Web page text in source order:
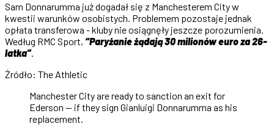
Sam Donnarumma już dogadał się z Manchesterem City w
kwestii warunków osobistych. Problemem pozostaje jednak
opłata transferowa - kluby nie osiągnęły jeszcze porozumienia.
Według RMC Sport, “Paryżanie żądają 30 milionów euro za 26-
latka”.
Źródło: The Athletic
Manchester City are ready to sanction an exit for
Ederson — if they sign Gianluigi Donnarumma as his
replacement.